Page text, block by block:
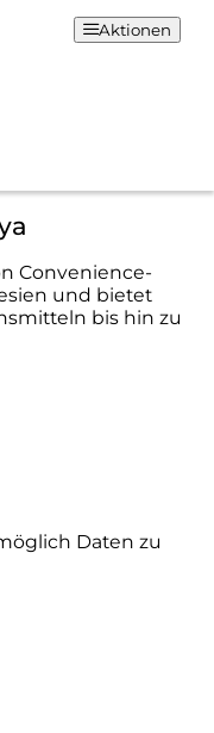
Aktionen
Convenience-
und bietet
bis hin zu
Daten zu